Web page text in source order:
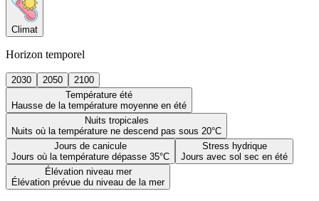
Climat
Horizon temporel
2030 2050
2100
Température été
Hausse de la température moyenne en été
Nuits tropicales
Nuits où la température ne descend pas sous 20°C
Jours de canicule
Jours où la température dépasse 35°C
Stress hydrique
Jours avec sol sec en été
Élévation niveau mer
Élévation prévue du niveau de la mer